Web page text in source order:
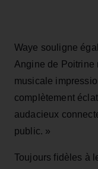
Waye souligne
Angine de Poitrine
musicale
complètement
audacieux
public. »
Toujours fidèles à